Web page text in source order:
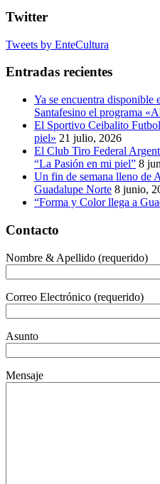
Twitter
Tweets by EnteCultura
Entradas recientes
Ya se encuentra disponible
Santafesino el programa
El Sportivo Ceibalito
piel» 21 julio, 2026
El Club Tiro Federal
“La Pasión en mi piel” 8
Un fin de semana lleno de
Guadalupe Norte 8 junio,
“Forma y Color llega a
Contacto
Nombre & Apellido (requerido)
Correo Electrónico (requerido)
Asunto
Mensaje